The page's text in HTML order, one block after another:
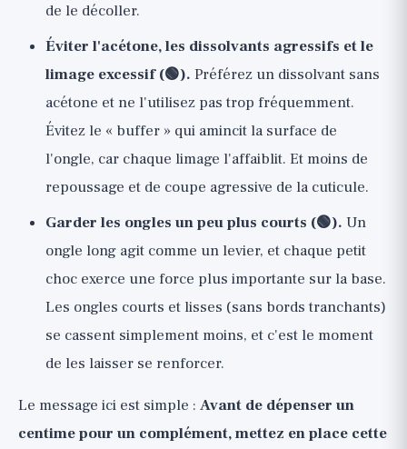
de le décoller.
Éviter l'acétone, les dissolvants agressifs et le
limage excessif (🟢). Préférez un dissolvant sans
acétone et ne l'utilisez pas trop fréquemment.
Évitez le « buffer » qui amincit la surface de
l'ongle, car chaque limage l'affaiblit. Et moins de
repoussage et de coupe agressive de la cuticule.
Garder les ongles un peu plus courts (🟢). Un
ongle long agit comme un levier, et chaque petit
choc exerce une force plus importante sur la base.
Les ongles courts et lisses (sans bords tranchants)
se cassent simplement moins, et c'est le moment
de les laisser se renforcer.
Le message ici est simple : Avant de dépenser un
centime pour un complément, mettez en place cette